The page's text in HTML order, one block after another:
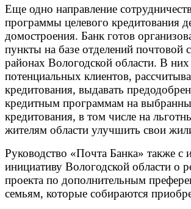
Еще одно направление
программы целевого кредитования
домостроения. Банк готов
пункты на базе отделений почтовой
районах Вологодской области. В них
потенциальных клиентов,
кредитования, выдавать
кредитным программам на
кредитования, в том числе на
жителям области улучшить свои
Руководство «Почта Банка» также с
инициативу Вологодской области о
проекта по дополнительным
семьям, которые собираются